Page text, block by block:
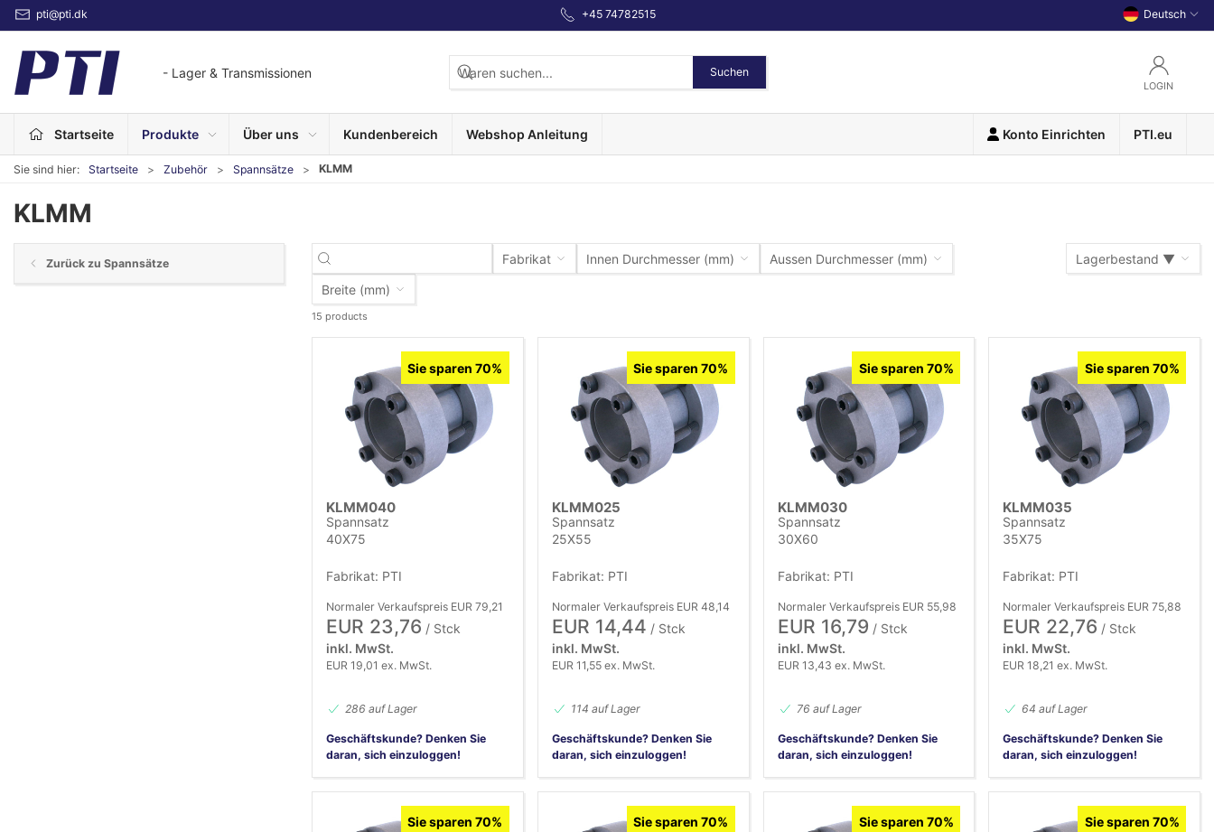
pti@pti.dk +45 74782515 Deutsch
- Lager & Transmissionen Suchen
LOGIN
Startseite Produkte Über uns Kundenbereich Webshop Anleitung Konto Einrichten PTI.eu
Sie sind hier: Startseite Zubehör Spannsätze KLMM
KLMM
Zurück zu Spannsätze Fabrikat Innen Durchmesser (mm)
Aussen Durchmesser (mm)
Breite (mm)
Lagerbestand ▼
Warennummer (A-Z)
Warennummer (Z-A)
Name (A-Z)
Name (Z-A)
15 products
Sie sparen 70%
KLMM040
Spannsatz
40X75
Fabrikat: PTI
Normaler Verkaufspreis EUR 79,21
EUR 23,76 / Stck
inkl. MwSt.
EUR 19,01 ex. MwSt.
286 auf Lager
Geschäftskunde? Denken Sie
daran, sich einzuloggen!
Sie sparen 70%
KLMM025
Spannsatz
25X55
Fabrikat: PTI
Normaler Verkaufspreis EUR 48,14
EUR 14,44 / Stck
inkl. MwSt.
EUR 11,55 ex. MwSt.
114 auf Lager
Geschäftskunde? Denken Sie
daran, sich einzuloggen!
Sie sparen 70%
KLMM030
Spannsatz
30X60
Fabrikat: PTI
Normaler Verkaufspreis EUR 55,98
EUR 16,79 / Stck
inkl. MwSt.
EUR 13,43 ex. MwSt.
76 auf Lager
Geschäftskunde? Denken Sie
daran, sich einzuloggen!
Sie sparen 70%
KLMM035
Spannsatz
35X75
Fabrikat: PTI
Normaler Verkaufspreis EUR 75,88
EUR 22,76 / Stck
inkl. MwSt.
EUR 18,21 ex. MwSt.
64 auf Lager
Geschäftskunde? Denken Sie
daran, sich einzuloggen!
Sie sparen 70% Sie sparen 70% Sie sparen 70% Sie sparen 70%